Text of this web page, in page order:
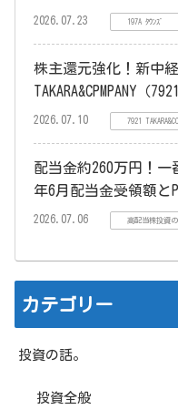
2026.07.23 197A ﾀｳﾝｽﾞ
株主還元強化！新中
TAKARA&CPMPANY（
2026.07.10 7921
配当金約260万円！一
年6月配当金受領額と
2026.07.06 高配当株投資
カテゴリー
投資の話。
投資全般